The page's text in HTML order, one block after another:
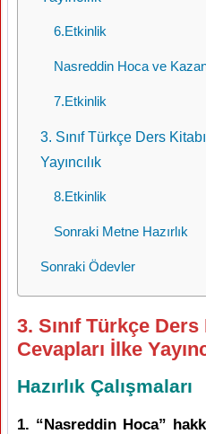
6.Etkinlik
Nasreddin Hoca ve
7.Etkinlik
3. Sınıf Türkçe Ders
Yayıncılık
8.Etkinlik
Sonraki Metne Hazırlık
Sonraki Ödevler
3. Sınıf Türkçe
Cevapları İlke
Hazırlık Çalışmaları
1. “Nasreddin Hoca”